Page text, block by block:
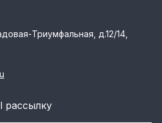
Триумфальная, д.12/14,
рассылку